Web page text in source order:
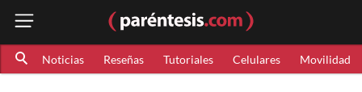
Noticias Reseñas Tutoriales Celulares Movilidad